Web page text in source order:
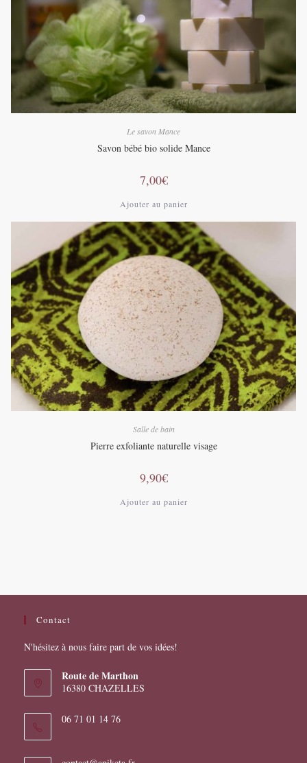
Le savon Mance
Savon bébé bio solide Mance
7,00€
Ajouter au panier
Salle de bain
Pierre exfoliante naturelle visage
9,90€
Ajouter au panier
Contact
N'hésitez à nous faire part de vos idées!
Route de Marthon
16380 CHAZELLES
06 71 01 14 76